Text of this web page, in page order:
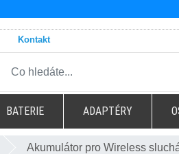
Kontakt
BATERIE ADAPTÉRY
Akumulátor pro Wireless